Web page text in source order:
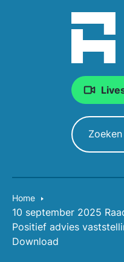
Zoeken
Home
10 september 2025
Positief advies
Download